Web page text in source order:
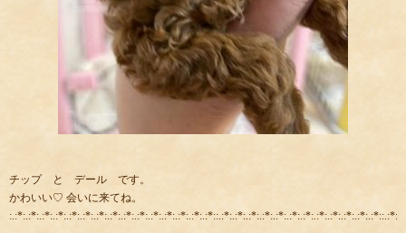
チップ と デール です。
かわいい♡ 会いに来てね。
:.:*:.:*:.:*:.:*:.:*:.:*:.:*:.:*:.:*:.:*:.:*:.:*:.:*:.:*:.:*::.:*:.:*:.:*:.:*:.:*:.:*:.:*:.:*:.:*:.:*:.:*:.:*::.:*:.: